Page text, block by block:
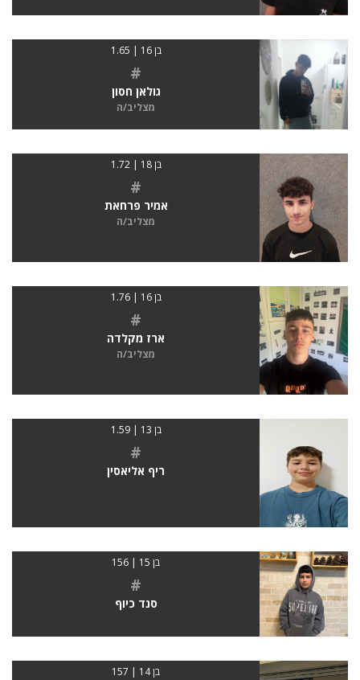
בן 16 | 1.65
#
גולאן חסון
מצליב/ה
בן 18 | 1.72
#
אמיר פרחאת
מצליב/ה
בן 16 | 1.76
#
ארז מקלדה
מצליב/ה
בן 13 | 1.59
#
ריף אליאסין
בן 15 | 156
#
סנד כיוף
בן 14 | 157